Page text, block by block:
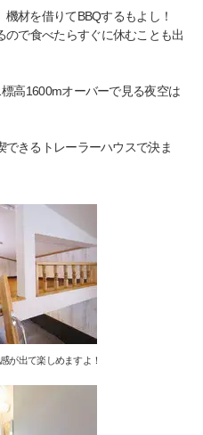
材を借りてBBQするもよし！
ので食べたらすぐに休むことも出
高1600mオーバーで見る夜空は
きるトレーラーハウスで決ま
が出て楽しめますよ！